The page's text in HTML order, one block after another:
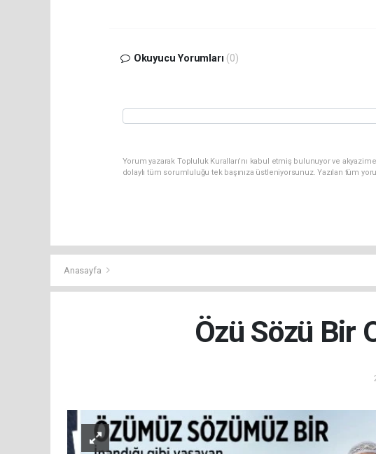
Okuyucu Yorumları (0)
Yorum yazarak Topluluk Kuralları’nı kabul etmiş bulunuyor ve
dolaylı tüm sorumluluğu tek başınıza üstleniyorsunuz. Yazılan tüm
Anasayfa
Özü Sözü Bir